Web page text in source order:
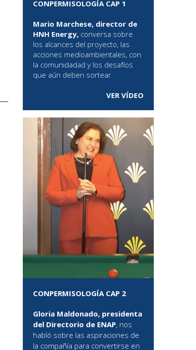
CONPERMISOLOGÍA CAP 1
Mario Marchese, director de
HNH Energy, conversa sobre
los alcances del proyecto, las
acciones medioambientales, con
la comunidadad y los desafíos
que aún deben sortear.
VER VÍDEO
CONPERMISOLOGÍA CAP 2
Gloria Maldonado, presidenta
del Directorio de ENAP, nos
habló sobre las aspiraciones de
la compañía para convertirse en